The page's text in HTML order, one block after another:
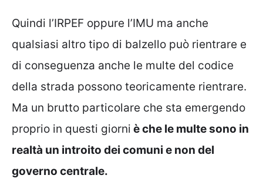
Quindi l’IRPEF oppure l’IMU ma anche
qualsiasi altro tipo di balzello può rientrare e
di conseguenza anche le multe del codice
della strada possono teoricamente rientrare.
Ma un brutto particolare che sta emergendo
proprio in questi giorni è che le multe sono in
realtà un introito dei comuni e non del
governo centrale.